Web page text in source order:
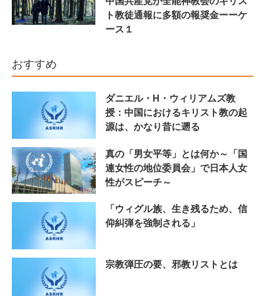
ト教徒通報に多額の報奨金ーーケ
ース１
おすすめ
ダニエル・H・ウィリアムズ教
授：中国におけるキリスト教の起
源は、かなり昔に遡る
真の「男女平等」とは何か～「国
連女性の地位委員会」で日本人女
性がスピーチ～
「ウィグル族、生き残るため、信
仰糾弾を強制される」
宗教弾圧の要、邪教リストとは